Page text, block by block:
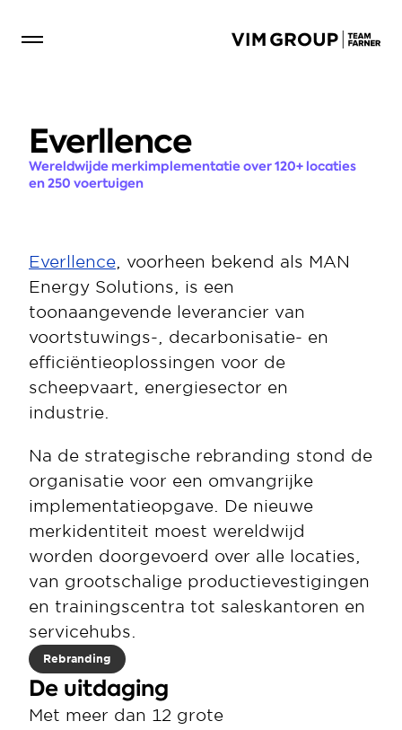
Everllence
Wereldwijde merkimplementatie over 120+ locaties
en 250 voertuigen
Everllence , voorheen bekend als MAN
Energy Solutions, is een
toonaangevende leverancier van
voortstuwings-, decarbonisatie- en
efficiëntieoplossingen voor de
scheepvaart, energiesector en
industrie.
Na de strategische rebranding stond de
organisatie voor een omvangrijke
implementatieopgave. De nieuwe
merkidentiteit moest wereldwijd
worden doorgevoerd over alle locaties,
van grootschalige productievestigingen
en trainingscentra tot saleskantoren en
servicehubs.
Rebranding
De uitdaging
Met meer dan 12 grote